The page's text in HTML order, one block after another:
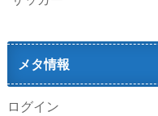
メタ情報
ログイン